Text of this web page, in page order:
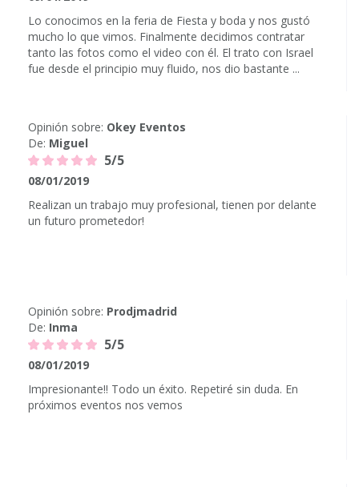
Lo conocimos en la feria de Fiesta y boda y nos gustó
mucho lo que vimos. Finalmente decidimos contratar
tanto las fotos como el video con él. El trato con Israel
fue desde el principio muy fluido, nos dio bastante ...
Opinión sobre: Okey Eventos
De: Miguel
5/5
08/01/2019
Realizan un trabajo muy profesional, tienen por delante
un futuro prometedor!
Opinión sobre: Prodjmadrid
De: Inma
5/5
08/01/2019
Impresionante!! Todo un éxito. Repetiré sin duda. En
próximos eventos nos vemos